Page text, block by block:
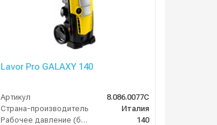
Lavor Pro GALAXY 140
Артикул
8.086.0077C
Страна-производитель
Италия
Рабочее давление (бар)
140